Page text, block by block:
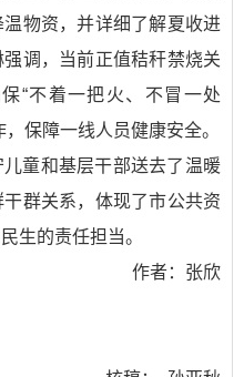
物资，并详细了解夏收进
调，当前正值秸秆禁烧关
“不着一把火、不冒一处
保障一线人员健康安全。
童和基层干部送去了温暖
群关系，体现了市公共资
生的责任担当。
作者：张欣